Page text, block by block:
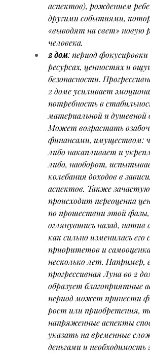
аспектов), рождением
другими событиями,
«выводят на свет» новую
человека.
2 дом: период фокусировки
ресурсах, ценностях и
безопасности.
2 доме усиливает
потребность в
материальной и душевной
Может возрастать
финансами, имуществом:
либо накапливает и
либо, наоборот,
колебания доходов в
аспектов. Также зачастую
происходит переоценка
по прошествии этой фазы,
оглянувшись назад, натив
как сильно изменилась его
приоритетов и
несколько лет. Например,
прогрессивная Луна во 2
образует благоприятные
период может принести
рост или приобретения,
напряженные аспекты
указать на временные
деньгами и необходимость